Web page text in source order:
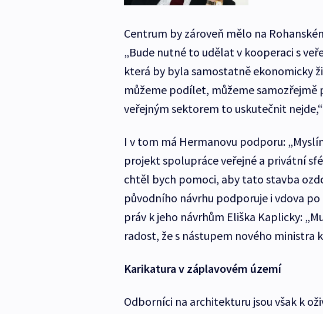
Centrum by zároveň mělo na
„Bude nutné to udělat v kooperaci s
která by byla samostatně ekonomicky
můžeme podílet, můžeme samozřejmě
veřejným sektorem to uskutečnit
I v tom má Hermanovu podporu:
projekt spolupráce veřejné a privátní
chtěl bych pomoci, aby tato stavba
původního návrhu podporuje i vdova
práv k jeho návrhům Eliška Kaplicky:
radost, že s nástupem nového ministra
Karikatura v záplavovém území
Odborníci na architekturu jsou však k